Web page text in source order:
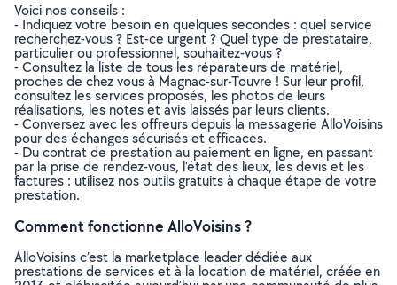
Voici nos conseils :
- Indiquez votre besoin en quelques secondes : quel service
recherchez-vous ? Est-ce urgent ? Quel type de prestataire,
particulier ou professionnel, souhaitez-vous ?
- Consultez la liste de tous les réparateurs de matériel,
proches de chez vous à Magnac-sur-Touvre ! Sur leur profil,
consultez les services proposés, les photos de leurs
réalisations, les notes et avis laissés par leurs clients.
- Conversez avec les offreurs depuis la messagerie AlloVoisins
pour des échanges sécurisés et efficaces.
- Du contrat de prestation au paiement en ligne, en passant
par la prise de rendez-vous, l’état des lieux, les devis et les
factures : utilisez nos outils gratuits à chaque étape de votre
prestation.
Comment fonctionne AlloVoisins ?
AlloVoisins c’est la marketplace leader dédiée aux
prestations de services et à la location de matériel, créée en